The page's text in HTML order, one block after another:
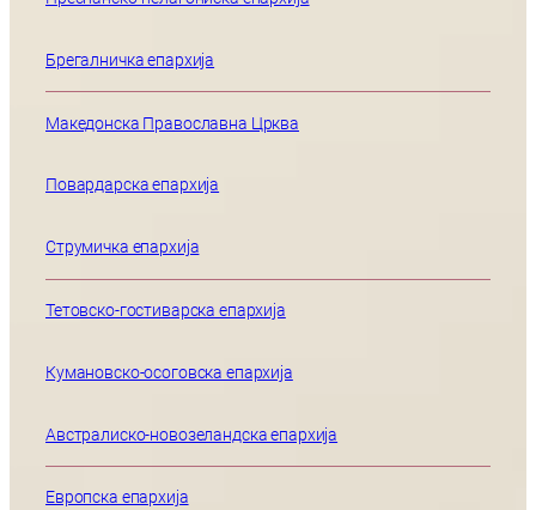
Брегалничка епархија
Македонска Православна Црква
Повардарска епархија
Струмичка епархија
Тетовско-гостиварска епархија
Кумановско-осоговска епархија
Австралиско-новозеландска епархија
Европска епархија